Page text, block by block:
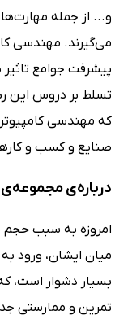
و... از جمله
می‌گیرند. مهندسی
پیشرفت جوامع
تسلط بر دروس این
که مهندسی کامپیوتر
صنایع و کسب و
درباره‌ی
امروزه به سبب حجم
میان ایشان، ورود
بسیار دشوار است،
تمرین و ممارستی